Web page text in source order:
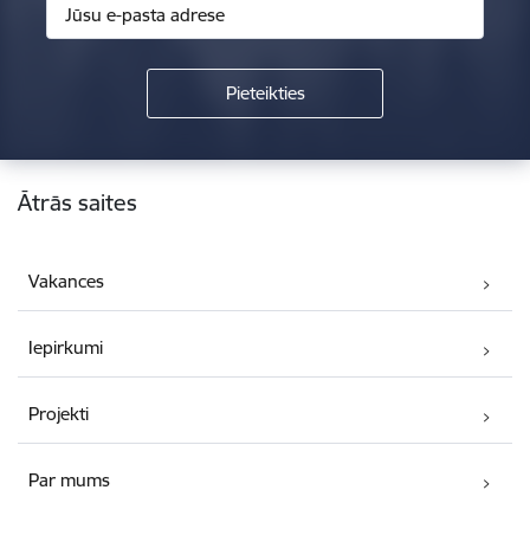
Kājene
Ātrās saites
Vakances
Iepirkumi
Projekti
Par mums